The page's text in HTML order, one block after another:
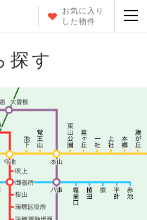
お気に入り
した物件
探す